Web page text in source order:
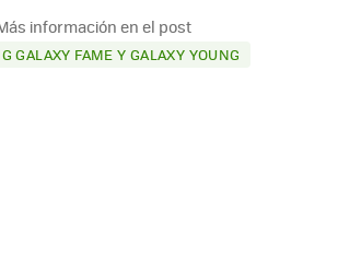
información en el post
GALAXY FAME Y GALAXY YOUNG